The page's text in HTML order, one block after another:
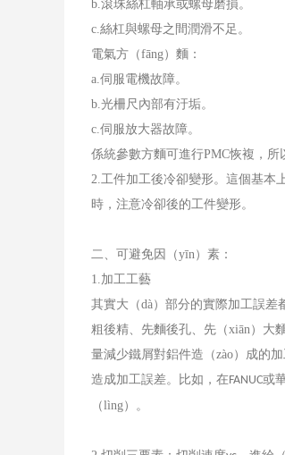
b.滾珠絲杠軸承或螺母磨損。
c.絲杠與螺母之間潤滑不足。
電氣方（fāng）麵：
a.伺服電機故障。
b.光柵尺內部有汙垢。
c.伺服放大器故障。
係統參數方麵可進行PMC恢複，所
2.工件加工後冷卻變形。這個基本
時，注意冷卻後的工件變形。
二、可避免因（yīn）素：
1.加工工藝
其實大（dà）部分的實際加工誤差
粗後精、先麵後孔、先（xiān）大
量減少鐵屑對鋁件造（zào）成的
造成加工誤差。比如，在FANUC或
（lìng）。